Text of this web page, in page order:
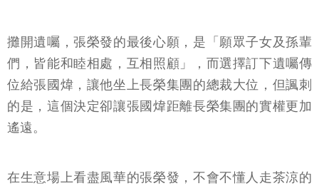
攤開遺囑，張榮發的最後心願，是「願眾子女及孫輩
們，皆能和睦相處，互相照顧」，而選擇訂下遺囑傳
位給張國煒，讓他坐上長榮集團的總裁大位，但諷刺
的是，這個決定卻讓張國煒距離長榮集團的實權更加
遙遠。
在生意場上看盡風華的張榮發，不會不懂人走茶涼的